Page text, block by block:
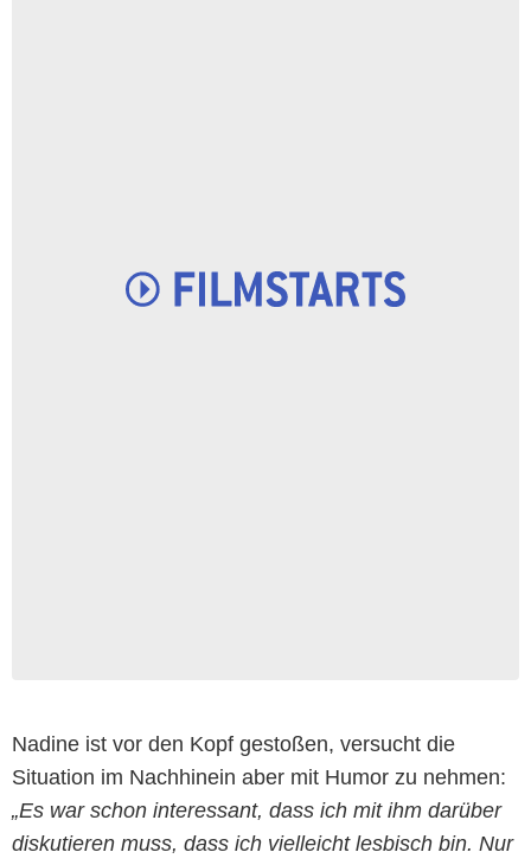
Nadine ist vor den Kopf gestoßen, versucht die
Situation im Nachhinein aber mit Humor zu nehmen:
„Es war schon interessant, dass ich mit ihm darüber
diskutieren muss, dass ich vielleicht lesbisch bin. Nur